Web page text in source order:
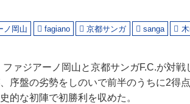
ノ岡山 fagiano 京都サンガ sanga
ァジアーノ岡山と京都サンガF.C.が対戦
序盤の劣勢をしのいで前半のうちに2得
的な初陣で初勝利を収めた。